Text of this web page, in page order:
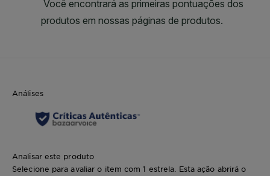
Análises
Analisar este produto
Selecione para avaliar o item com 1 estrela. Esta ação abrirá o